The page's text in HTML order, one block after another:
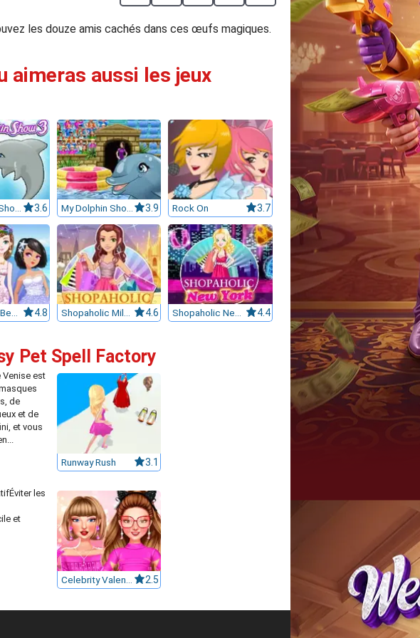
les douze amis cachés dans ces œufs magiques.
aimeras aussi les jeux
My Dolphin Show 3 3.6 My Dolphin Show 6 3.9 Rock On 3.7
Shopaholic Beach Models 4.8 Shopaholic Milan 4.6 Shopaholic New York 4.4
Pet Spell Factory
Venise est
de
et de
et vous
Runway Rush 3.1
les
et
2.5